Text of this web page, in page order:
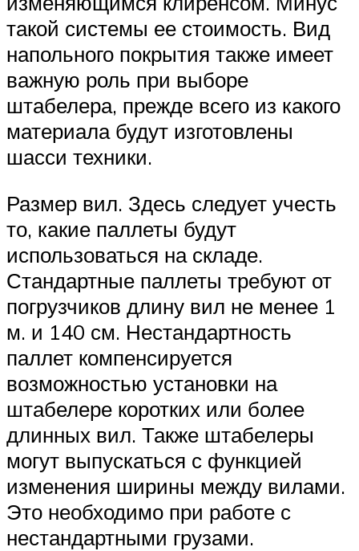
такой системы ее стоимость. Вид
напольного покрытия также имеет
важную роль при выборе
штабелера, прежде всего из какого
материала будут изготовлены
шасси техники.
Размер вил. Здесь следует учесть
то, какие паллеты будут
использоваться на складе.
Стандартные паллеты требуют от
погрузчиков длину вил не менее 1
м. и 140 см. Нестандартность
паллет компенсируется
возможностью установки на
штабелере коротких или более
длинных вил. Также штабелеры
могут выпускаться с функцией
изменения ширины между вилами.
Это необходимо при работе с
нестандартными грузами.